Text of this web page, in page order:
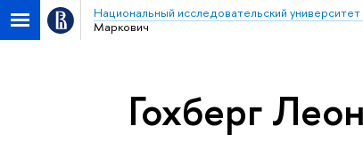
Национальный исследовательский
Маркович
Гохберг